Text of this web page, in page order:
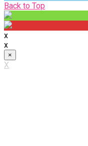
Back to Top
x
x
×
X